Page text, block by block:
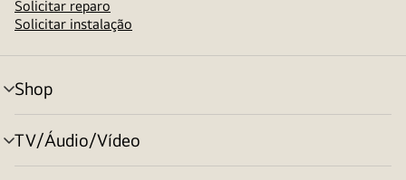
Solicitar reparo
Solicitar instalação
Shop
alternar
menu
TV/Áudio/Vídeo
alternar
menu